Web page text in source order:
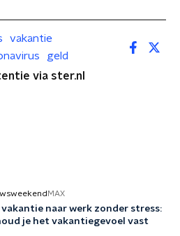
vakantie
geld
via ster.nl
MAX
vakantie naar werk zonder stress:
je het vakantiegevoel vast